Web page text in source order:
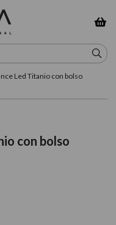
Led Titanio con bolso
con bolso